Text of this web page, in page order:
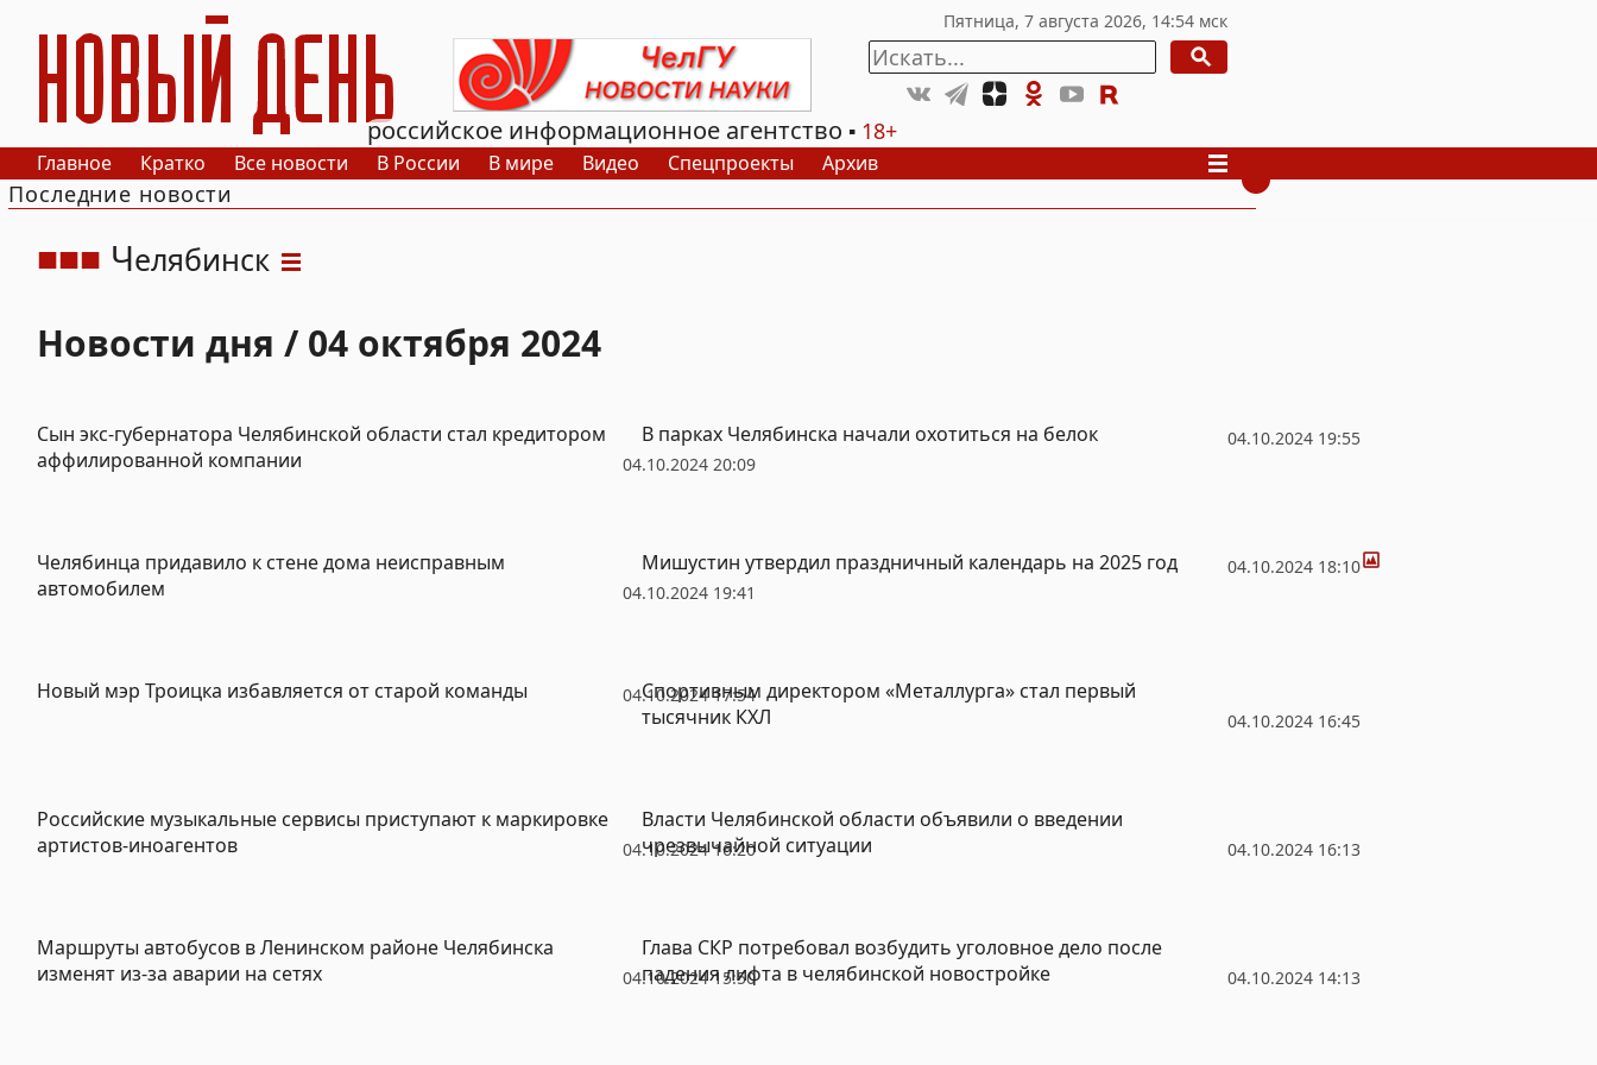
РИА Новый День
российское информационное агентство
18+
Главное Кратко Все новости В России В мире Видео Спецпроекты Архив
Последние новости
Челябинск
Новости дня / 04 октября 2024
04.10.2024 20:09
Сын экс-губернатора Челябинской области стал кредитором
аффилированной компании
04.10.2024 19:55
В парках Челябинска начали охотиться на белок
04.10.2024 19:41
Челябинца придавило к стене дома неисправным
автомобилем
04.10.2024 18:10
Мишустин утвердил праздничный календарь на 2025 год Фото
04.10.2024 17:54
Новый мэр Троицка избавляется от старой команды
04.10.2024 16:45
Спортивным директором «Металлурга» стал первый
тысячник КХЛ
04.10.2024 16:20
Российские музыкальные сервисы приступают к маркировке
артистов-иноагентов
04.10.2024 16:13
Власти Челябинской области объявили о введении
чрезвычайной ситуации
04.10.2024 15:50
Маршруты автобусов в Ленинском районе Челябинска
изменят из-за аварии на сетях
04.10.2024 14:13
Глава СКР потребовал возбудить уголовное дело после
падения лифта в челябинской новостройке